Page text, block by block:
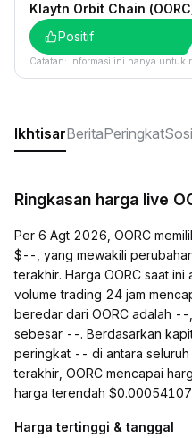
Klaytn Orbit Chain
Positif
Catatan: Informasi ini hanya untuk
IkhtisarBeritaPeringkat
Ringkasan harga live
Per 6 Agt 2026, OORC
$--, yang mewakili
terakhir. Harga OORC saat
volume trading 24 jam
beredar dari OORC adalah --
sebesar --. Berdasarkan
peringkat -- di antara seluruh
terakhir, OORC mencapai
harga terendah
Harga tertinggi & tanggal